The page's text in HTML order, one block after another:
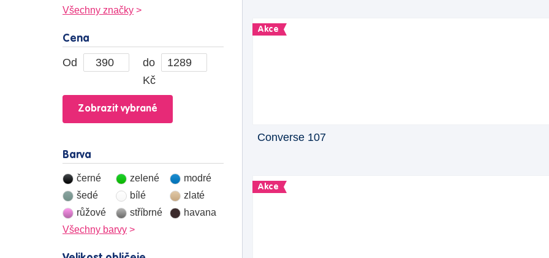
Všechny značky
Cena
Od
do
Kč
Barva
černé zelené
modré
šedé
bílé
zlaté
růžové
stříbrné
havana
Všechny barvy
Akce
Converse 107
Akce